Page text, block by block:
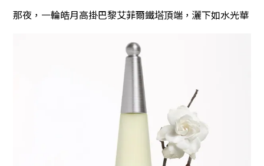
那夜，一輪皓月高掛巴黎艾菲爾鐵塔頂端，灑下如水光華